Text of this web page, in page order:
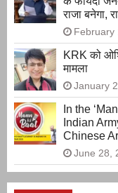
राजा बनेगा,
February
KRK को
मामला
January
In the
Indian
Chinese
June 28,